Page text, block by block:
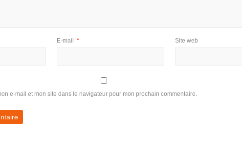
E-mail * Site web
e-mail et mon site dans le navigateur pour mon prochain commentaire.